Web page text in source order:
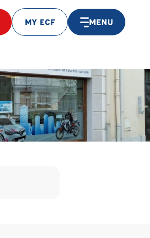
MY ECF MENU